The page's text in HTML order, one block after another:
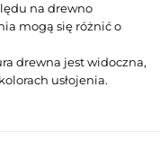
na drewno
mogą się różnić o
drewna jest widoczna,
usłojenia.